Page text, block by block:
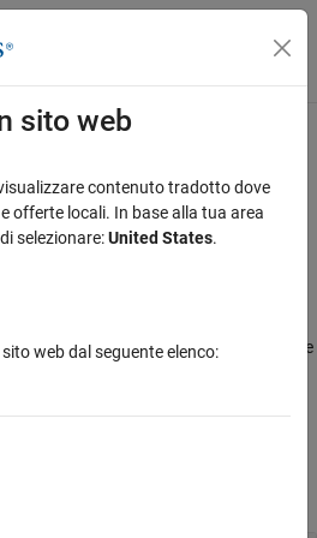
menu di navigazione
parallelo
e gestione
dati sugli errori
sugli errori.
che rileva un errore e lancia un'eccezione
costruite dall'utente.
sito web
contenuto tradotto dove
offerte locali. In base alla tua area
selezionare:United States.
web dal seguente elenco: